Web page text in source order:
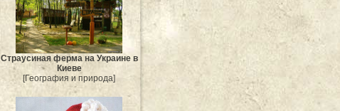
Страусиная ферма на Украине в
Киеве
[География и природа]